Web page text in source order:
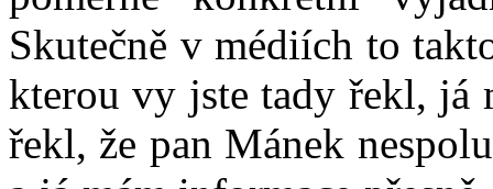
Skutečně v médiích to
kterou vy jste tady řekl, já
řekl, že pan Mánek